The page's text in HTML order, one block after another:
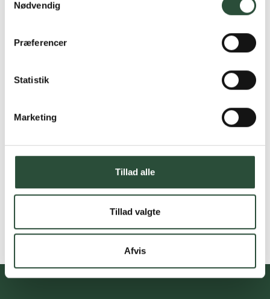
Nødvendig
Præferencer
Statistik
Marketing
Tillad alle
Tillad valgte
Afvis